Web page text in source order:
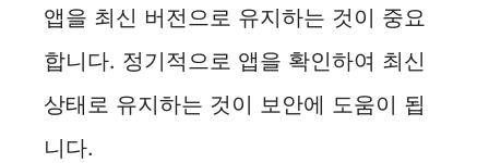
앱을 최신 버전으로 유지하는 것이 중요
합니다. 정기적으로 앱을 확인하여 최신
상태로 유지하는 것이 보안에 도움이 됩
니다.